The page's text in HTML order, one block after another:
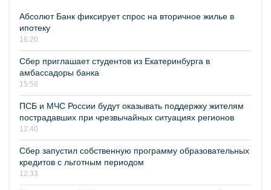
Абсолют Банк фиксирует спрос на вторичное жилье в
ипотеку
16:20
Сбер приглашает студентов из Екатеринбурга в
амбассадоры банка
15:56
ПСБ и МЧС России будут оказывать поддержку жителям
пострадавших при чрезвычайных ситуациях регионов
12:40
Сбер запустил собственную программу образовательных
кредитов с льготным периодом
12:33